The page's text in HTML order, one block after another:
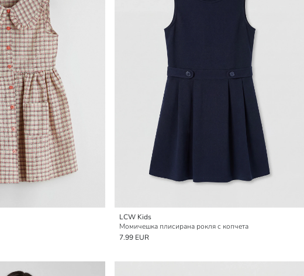
LCW Kids
Момичешка плисирана рокля с копчета
7.99 EUR